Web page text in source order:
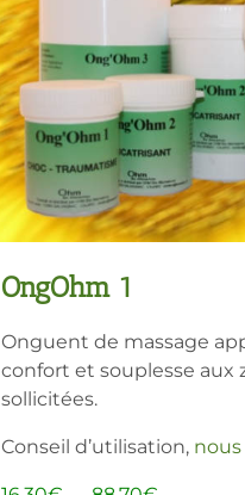
OngOhm 1
Onguent de massage
confort et souplesse aux
sollicitées.
Conseil d’utilisation,